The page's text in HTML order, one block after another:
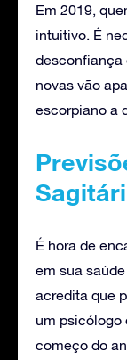
Em 2019,
intuitivo. É
desconfiança
novas vão
escorpiano a
É hora de
em sua
acredita que
um psicólogo
começo do